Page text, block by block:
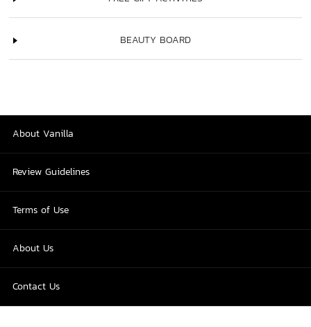
BEAUTY BOARD
About Vanilla
Review Guidelines
Terms of Use
About Us
Contact Us